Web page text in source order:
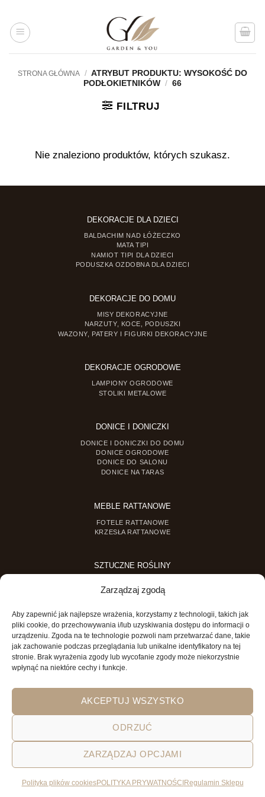
Zarządzaj zgodą
Aby zapewnić jak najlepsze wrażenia, korzystamy z technologii, takich jak
pliki cookie, do przechowywania i/lub uzyskiwania dostępu do informacji o
urządzeniu. Zgoda na te technologie pozwoli nam przetwarzać dane, takie
jak zachowanie podczas przeglądania lub unikalne identyfikatory na tej
stronie. Brak wyrażenia zgody lub wycofanie zgody może niekorzystnie
wpłynąć na niektóre cechy i funkcje.
AKCEPTUJ WSZYSTKO
ODRZUĆ
ZARZĄDZAJ OPCJAMI
Polityka plików cookiesPOLITYKA PRYWATNOŚCIRegulamin Sklepu
treści
STRONA GŁÓWNA / ATRYBUT PRODUKTU: WYSOKOŚĆ DO
PODŁOKIETNIKÓW / 66
FILTRUJ
Nie znaleziono produktów, których szukasz.
DEKORACJE DLA DZIECI
BALDACHIM NAD ŁÓŻECZKO
MATA TIPI
NAMIOT TIPI DLA DZIECI
PODUSZKA OZDOBNA DLA DZIECI
DEKORACJE DO DOMU
MISY DEKORACYJNE
NARZUTY, KOCE, PODUSZKI
WAZONY, PATERY I FIGURKI DEKORACYJNE
DEKORACJE OGRODOWE
LAMPIONY OGRODOWE
STOLIKI METALOWE
DONICE I DONICZKI
DONICE I DONICZKI DO DOMU
DONICE OGRODOWE
DONICE DO SALONU
DONICE NA TARAS
MEBLE RATTANOWE
FOTELE RATTANOWE
KRZESŁA RATTANOWE
SZTUCZNE ROŚLINY
SZTUCZNE ROŚLINY DONICZKOWE
MINI OGRODY
MINI OGRÓD DLA DZIECI
POLITYKA PRYWATNOŚCI
REGULAMIN SKLEPU ON-LINE
DOSTAWA
Wszystkie prawa zastrzeżone 2026 © Garden&You